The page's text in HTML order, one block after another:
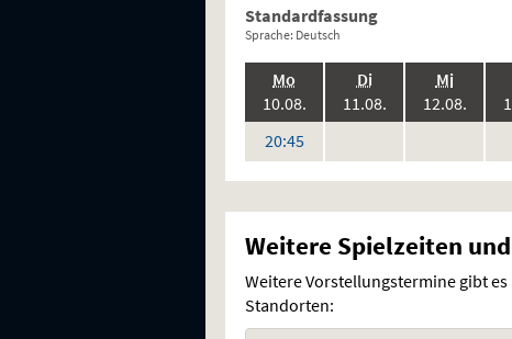
Standardfassung
Sprache: Deutsch
Mo
10.08. 2026:
20:45Uhr
Di.,
11.08. 2026:
Vorstellungen
Mi.,
12.08. 2026:
Vorstellungen
Weitere Spielzeiten
Weitere Vorstellungstermine gibt
Standorten: